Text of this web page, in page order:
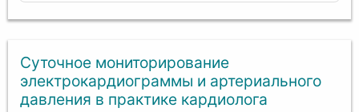
Суточное мониторирование
электрокардиограммы и артериального
давления в практике кардиолога